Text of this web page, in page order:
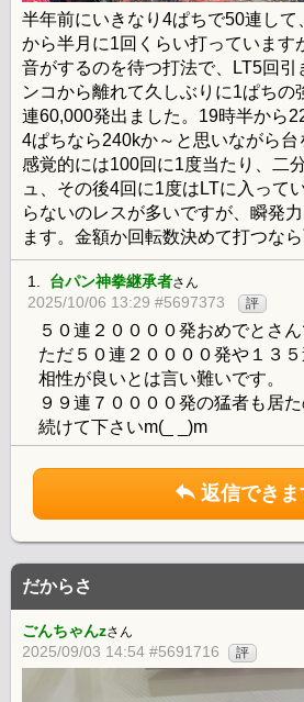
半年前にいきなり4ぱちで50連し
から半月に1回くらい打っています
音がするのを待つ打法で、LT5回引
ンコから離れて久しぶりに1ぱちの
連60,000発出ました。19時半から
4ぱちなら240kか～と思いながら台
感覚的には100回に1度当たり、二
ュ、その後4回に1度はLTに入って
らないのレスが多いですが、瞬発
ます。金額か回転数決めて打つなら
1. 台パン神拳継承者さん
2025/10/06 13:29 #5697373 評
５０連２００００発おめでとさん
ただ５０連２００００発や１３５
相性が良いとは言い難いです。
９９連７００００発の猛者も居
続けて下さいm(_ _)m
返信できま
だからさ
ごんちゃんzさん
2025/09/03 14:54 #5691716 評